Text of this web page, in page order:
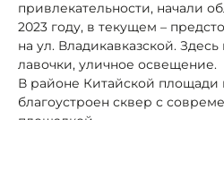
привлекательности, начали
2023 году, в текущем –
на ул. Владикавказской. Здесь
лавочки, уличное освещение.
В районе Китайской площади
благоустроен сквер с
площадкой.